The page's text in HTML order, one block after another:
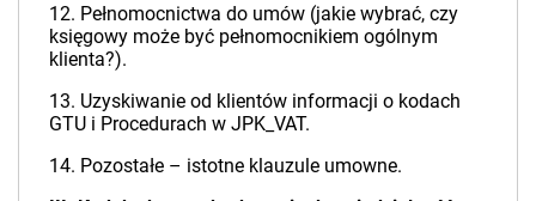
12. Pełnomocnictwa do umów (jakie wybrać, czy
księgowy może być pełnomocnikiem ogólnym
klienta?).
13. Uzyskiwanie od klientów informacji o kodach
GTU i Procedurach w JPK_VAT.
14. Pozostałe – istotne klauzule umowne.